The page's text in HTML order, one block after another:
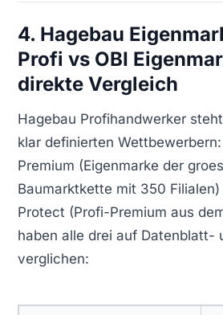
4. Hagebau
Profi vs OBI
direkte Vergleich
Hagebau Profihandwerker
klar definierten
Premium (Eigenmarke der
Baumarktkette mit 350 Filialen)
Protect (Profi-Premium aus
haben alle drei auf Datenblatt-
verglichen: